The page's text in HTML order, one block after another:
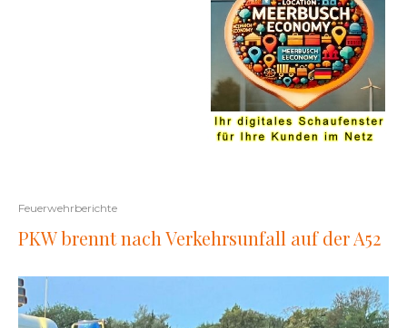
Feuerwehrberichte
PKW brennt nach Verkehrsunfall auf der A52